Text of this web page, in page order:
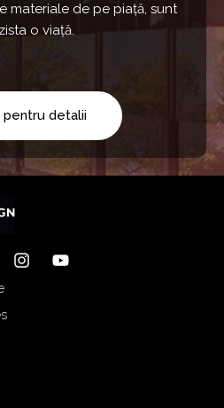
materiale de pe piață, sunt
o viață.
detalii